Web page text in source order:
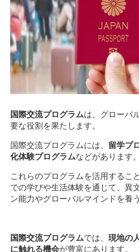
国際交流プログラムは、グローバ
要な役割を果たします。
国際交流プログラムには、 留学プ
化体験プログラムなどがあります。
これらのプログラムを活用するこ
での学びや生活体験を通じて、異
ン能力やグローバルマインドを養
国際交流プログラムでは、 現地の
に触れる機会が豊富にあります。